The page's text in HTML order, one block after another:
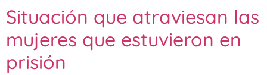
Situación que atraviesan las
mujeres que estuvieron en
prisión